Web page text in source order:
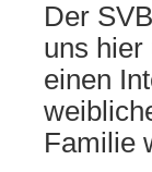
Der
uns hier
einen
Familie